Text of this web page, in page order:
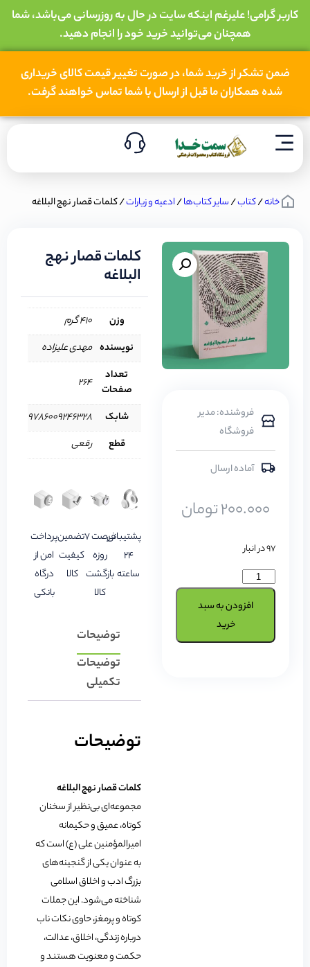
کاربر گرامی! علیرغم اینکه سایت در حال به روزرسانی می‌باشد، شما
همچنان می‌توانید خرید خود را انجام دهید.
ضمن تشکر از خرید شما، در صورت تغییر قیمت کالای خریداری
شده همکاران ما قبل از ارسال با شما تماس خواهند گرفت.
خانه/کتاب/سایر کتاب‌ها/ادعیه و زیارات/ کلمات قصار نهج البلاغه
فروشنده: مدیر
فروشگاه
آماده ارسال
200.000تومان
97 در انبار
افزودن به سبد
خرید
کلمات قصار نهج
البلاغه
وزن
410 گرم
نویسنده مهدی علیزاده
تعداد
صفحات
264
شابک
9786009246328
قطع
رقعی
پشتیبانی
24
ساعته
فرصت 7
روزه
بازگشت
کالا
تضمین
کیفیت
کالا
پرداخت
امن از
درگاه
بانکی
توضیحات
توضیحات
تکمیلی
توضیحات
کلمات قصار نهج البلاغه
مجموعه‌ای بی‌نظیر از سخنان
کوتاه، عمیق و حکیمانه
امیرالمؤمنین علی (ع) است که
به عنوان یکی از گنجینه‌های
بزرگ ادب و اخلاق اسلامی
شناخته می‌شود. این جملات
کوتاه و پرمغز، حاوی نکات ناب
درباره زندگی، اخلاق، عدالت،
حکمت و معنویت هستند و